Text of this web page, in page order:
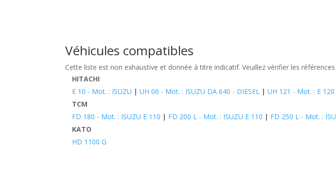
Véhicules compatibles
Cette liste est non exhaustive et donnée à titre indicatif. Veuillez vérifier les
HITACHI
E 10 - Mot. : ISUZU |UH 06 - Mot. : ISUZU DA 640 - DIESEL |UH 121 - Mot. : E 120
TCM
FD 180 - Mot. : ISUZU E 110 | FD 200 L - Mot. : ISUZU E 110 | FD 250 L - Mot. :
KATO
HD 1100 G